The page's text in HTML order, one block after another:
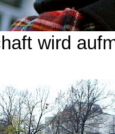
wird